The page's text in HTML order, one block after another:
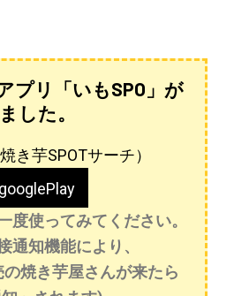
プリ「いもSPO」が
した。
き芋SPOTサーチ）
googlePlay
度使ってみてください。
通知機能により、
焼き芋屋さんが来たら